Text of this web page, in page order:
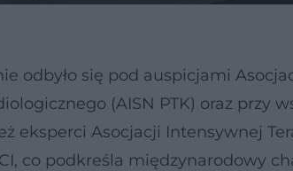
odbyło się pod auspicjami
(AISN PTK) oraz przy
eksperci Asocjacji Intensywnej
co podkreśla międzynarodowy